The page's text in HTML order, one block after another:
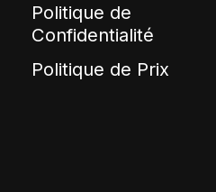
Politique de
Confidentialité
Politique de Prix